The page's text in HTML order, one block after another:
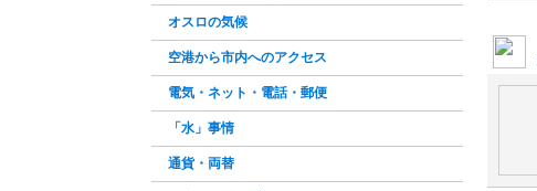
オスロの気候
空港から市内へのアクセス
電気・ネット・電話・郵便
「水」事情
通貨・両替